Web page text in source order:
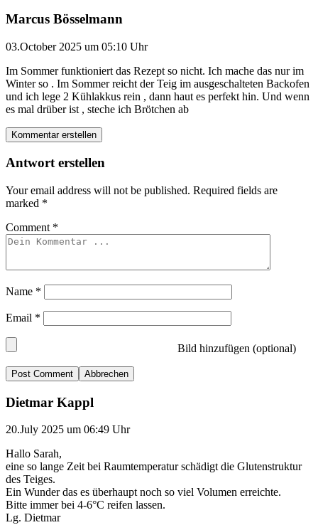
Marcus Bösselmann
03.October 2025 um 05:10 Uhr
Im Sommer funktioniert das Rezept so nicht. Ich mache das nur im
Winter so . Im Sommer reicht der Teig im ausgeschalteten Backofen
und ich lege 2 Kühlakkus rein , dann haut es perfekt hin. Und wenn
es mal drüber ist , steche ich Brötchen ab
Kommentar erstellen
Antwort erstellen
Your email address will not be published. Required fields are
marked *
Comment *
Name *
Email *
Bild hinzufügen (optional)
Abbrechen
Dietmar Kappl
20.July 2025 um 06:49 Uhr
Hallo Sarah,
eine so lange Zeit bei Raumtemperatur schädigt die Glutenstruktur
des Teiges.
Ein Wunder das es überhaupt noch so viel Volumen erreichte.
Bitte immer bei 4-6°C reifen lassen.
Lg. Dietmar